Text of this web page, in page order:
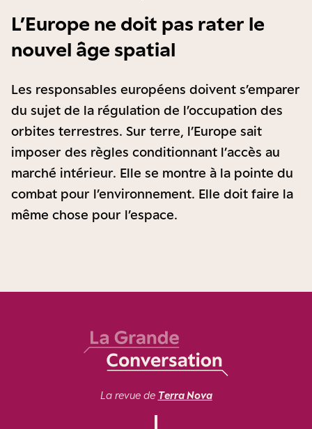
L’Europe ne doit pas rater le
nouvel âge spatial
Les responsables européens doivent s’emparer
du sujet de la régulation de l’occupation des
orbites terrestres. Sur terre, l’Europe sait
imposer des règles conditionnant l’accès au
marché intérieur. Elle se montre à la pointe du
combat pour l’environnement. Elle doit faire la
même chose pour l’espace.
La revue de Terra Nova